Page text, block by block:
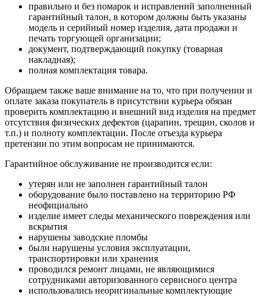
правильно и без помарок и исправлений заполненный
гарантийный талон, в котором должны быть указаны
модель и серийный номер изделия, дата продажи и
печать торгующей организации;
документ, подтверждающий покупку (товарная
накладная);
полная комплектация товара.
Обращаем также ваше внимание на то, что при получении и
оплате заказа покупатель в присутствии курьера обязан
проверить комплектацию и внешний вид изделия на предмет
отсутствия физических дефектов (царапин, трещин, сколов и
т.п.) и полноту комплектации. После отъезда курьера
претензии по этим вопросам не принимаются.
Гарантийное обслуживание не производится если:
утерян или не заполнен гарантийный талон
оборудование было поставлено на территорию РФ
неофициально
изделие имеет следы механического повреждения или
вскрытия
нарушены заводские пломбы
были нарушены условия эксплуатации,
транспортировки или хранения
проводился ремонт лицами, не являющимися
сотрудниками авторизованного сервисного центра
использовались неоригинальные комплектующие